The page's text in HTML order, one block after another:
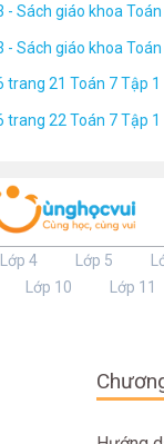
- Sách giáo khoa Toán
- Sách giáo khoa Toán
trang 21 Toán 7 Tập 1
trang 22 Toán 7 Tập 1
Lớp 4 Lớp 5
Lớp 10 Lớp 11